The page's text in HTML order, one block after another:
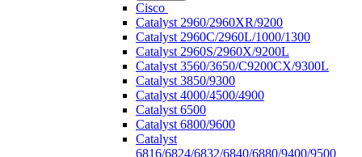
Cisco
Catalyst 2960/2960XR/9200
Catalyst 2960C/2960L/1000/1300
Catalyst 2960S/2960X/9200L
Catalyst 3560/3650/C9200CX/9300L
Catalyst 3850/9300
Catalyst 4000/4500/4900
Catalyst 6500
Catalyst 6800/9600
Catalyst
6816/6824/6832/6840/6880/9400/9500